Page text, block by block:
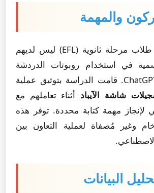
كان المشاركون طلاب مرحلة ثانوية (EFL) ليس لديهم
في استخدام روبوتات الدردشة
المتطورة مثل ChatGPT. قامت الدراسة بتوثيق عملية
شاشة الآيباد أثناء تعاملهم مع
لإنجاز مهمة كتابة محددة. توفر هذه
وغير مُصفاة لعملية التعاون بين